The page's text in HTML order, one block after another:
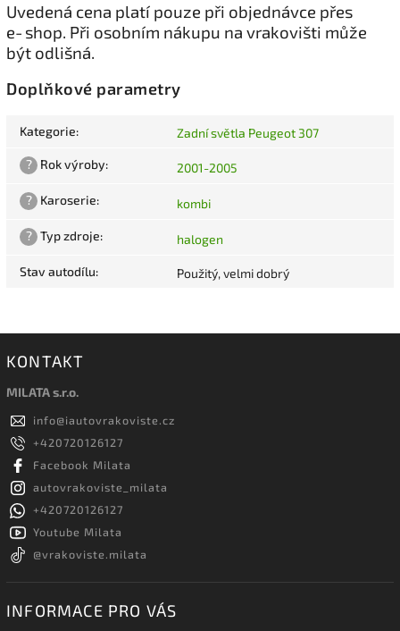
Uvedená cena platí pouze při objednávce přes
e‑shop. Při osobním nákupu na vrakovišti může
být odlišná.
Doplňkové parametry
Kategorie: Zadní světla Peugeot 307
? Rok výroby: 2001-2005
? Karoserie: kombi
? Typ zdroje: halogen
Stav autodílu: Použitý, velmi dobrý
KONTAKT
MILATA s.r.o.
info@iautovrakoviste.cz
+420720126127
Facebook Milata
autovrakoviste_milata
+420720126127
Youtube Milata
@vrakoviste.milata
INFORMACE PRO VÁS